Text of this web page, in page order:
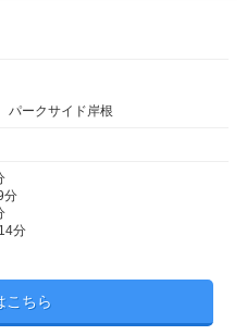
パークサイド岸根
分
分
こちら